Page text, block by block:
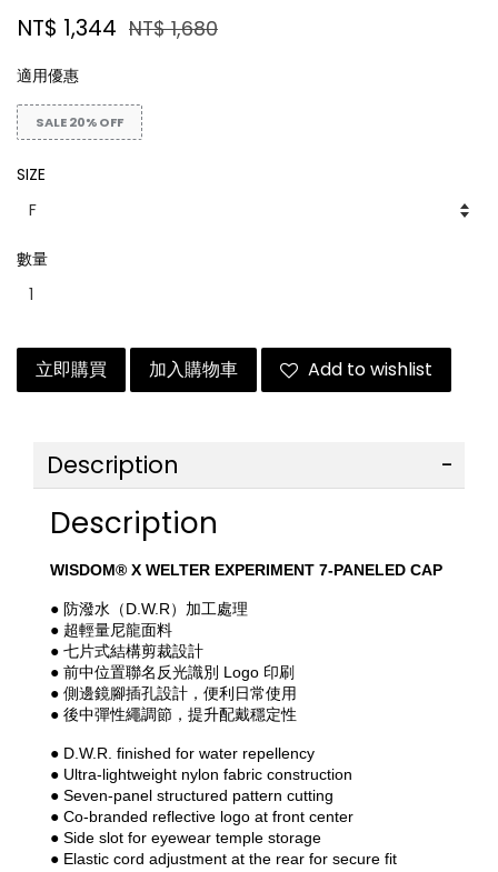
NT$ 1,344 NT$ 1,680
適用優惠
SALE 20% OFF
SIZE
數量
立即購買 加入購物車 Add to wishlist
Description
Description
WISDOM® X WELTER EXPERIMENT 7-PANELED CAP
● 防潑水（D.W.R）加工處理
● 超輕量尼龍面料
● 七片式結構剪裁設計
● 前中位置聯名反光識別 Logo 印刷
● 側邊鏡腳插孔設計，便利日常使用
● 後中彈性繩調節，提升配戴穩定性
● D.W.R. finished for water repellency
● Ultra-lightweight nylon fabric construction
● Seven-panel structured pattern cutting
● Co-branded reflective logo at front center
● Side slot for eyewear temple storage
● Elastic cord adjustment at the rear for secure fit